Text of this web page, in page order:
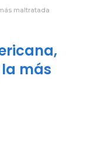
maltratada
más